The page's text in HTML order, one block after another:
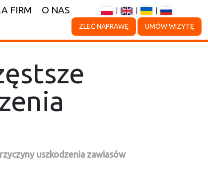
FIRM
O NAS
ZLEĆ NAPRAWĘ
UMÓW WIZYTĘ
uszkodzenia zawiasów